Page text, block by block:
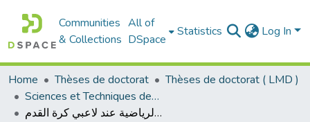
Communities
& Collections
All of
DSpace
Statistics Log In
Home Thèses de doctorat
Thèses de doctorat ( LMD )
Sciences et Techniques des Activités Physiques et Sportives - التربية البدنية و الرياضية
المهارات النفسية ( دافعية الإنجاز, الثقة بالنفس , تركيز الانتباه ) وانعكاساتها على قلق المنافسة الرياضية عند لاعبي كرة القدم